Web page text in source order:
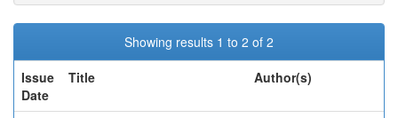
Showing results 1 to 2 of 2
Issue
Date
Title Author(s)